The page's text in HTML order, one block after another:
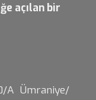
açılan bir
A Ümraniye/